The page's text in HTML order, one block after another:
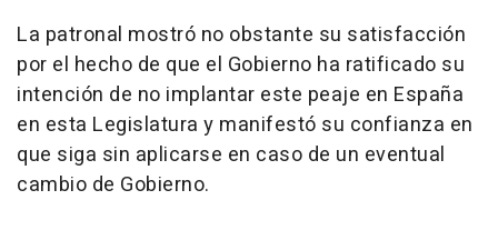
La patronal mostró no obstante su satisfacción
por el hecho de que el Gobierno ha ratificado su
intención de no implantar este peaje en España
en esta Legislatura y manifestó su confianza en
que siga sin aplicarse en caso de un eventual
cambio de Gobierno.